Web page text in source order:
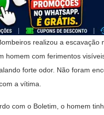
realizou a escavação
homem com ferimentos
forte odor. Não foram
a vítima.
com o Boletim, o homem